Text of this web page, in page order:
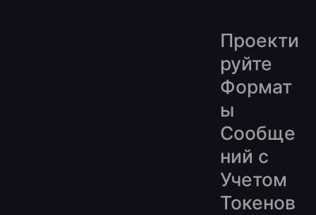
Проекти
руйте
Формат
ы
Сообще
ний с
Учетом
Токенов